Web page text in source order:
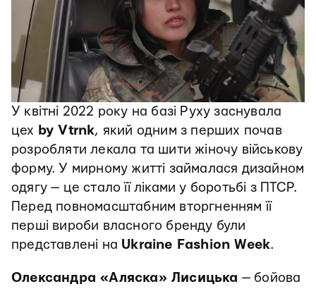
У квітні 2022 року на базі Руху заснувала
цех by Vtrnk, який одним з перших почав
розробляти лекала та шити жіночу військову
форму. У мирному житті займалася дизайном
одягу — це стало її ліками у боротьбі з ПТСР.
Перед повномасштабним вторгненням її
перші вироби власного бренду були
представлені на Ukraine Fashion Week.
Олександра «Аляска» Лисицька — бойова